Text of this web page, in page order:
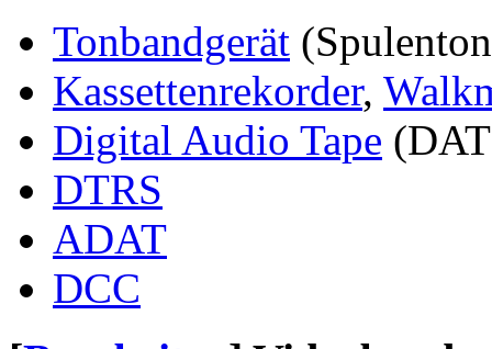
Tonbandgerät
Kassettenrekorder,
Digital Audio Tape
DTRS
ADAT
DCC